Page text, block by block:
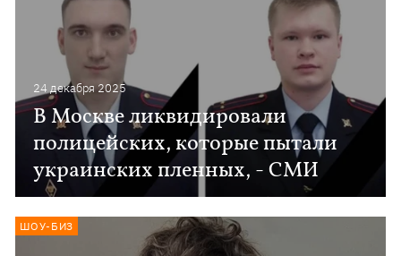
24 декабря 2025
В Москве ликвидировали
полицейских, которые пытали
украинских пленных, - СМИ
ШОУ-БИЗ